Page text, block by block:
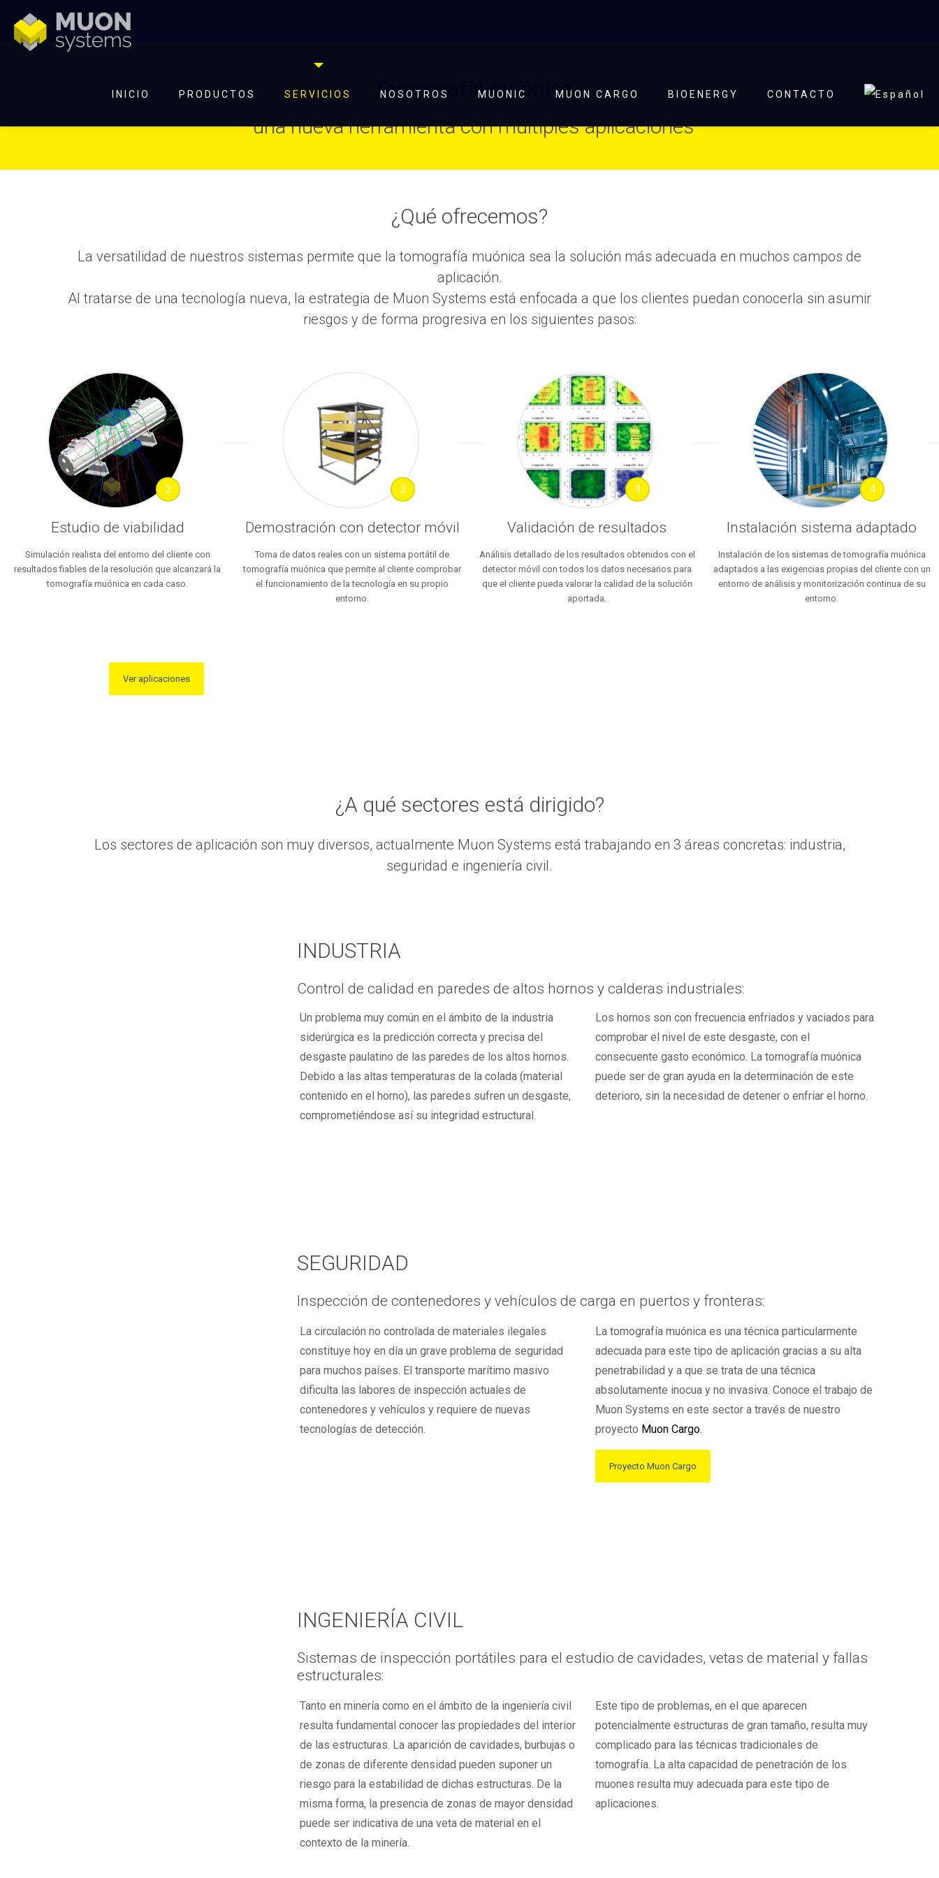
INICIO PRODUCTOS SERVICIOS NOSOTROS MUONIC MUON CARGO BIOENERGY CONTACTO
Tomografía muónica
una nueva herramienta con múltiples aplicaciones
¿Qué ofrecemos?
La versatilidad de nuestros sistemas permite que la tomografía muónica sea la solución más adecuada en muchos campos de
aplicación.
Al tratarse de una tecnología nueva, la estrategia de Muon Systems está enfocada a que los clientes puedan conocerla sin asumir
riesgos y de forma progresiva en los siguientes pasos:
2
Estudio de viabilidad
Simulación realista del entorno del cliente con
resultados fiables de la resolución que alcanzará la
tomografía muónica en cada caso.
2
Demostración con detector móvil
Toma de datos reales con un sistema portátil de
tomografía muónica que permite al cliente comprobar
el funcionamiento de la tecnología en su propio
entorno.
3
Validación de resultados
Análisis detallado de los resultados obtenidos con el
detector móvil con todos los datos necesarios para
que el cliente pueda valorar la calidad de la solución
aportada.
4
Instalación sistema adaptado
Instalación de los sistemas de tomografía muónica
adaptados a las exigencias propias del cliente con un
entorno de análisis y monitorización continua de su
entorno.
Ver aplicaciones
¿A qué sectores está dirigido?
Los sectores de aplicación son muy diversos, actualmente Muon Systems está trabajando en 3 áreas concretas: industria,
seguridad e ingeniería civil.
INDUSTRIA
Control de calidad en paredes de altos hornos y calderas industriales:
Un problema muy común en el ámbito de la industria
siderúrgica es la predicción correcta y precisa del
desgaste paulatino de las paredes de los altos hornos.
Debido a las altas temperaturas de la colada (material
contenido en el horno), las paredes sufren un desgaste,
comprometiéndose así su integridad estructural.
Los hornos son con frecuencia enfriados y vaciados para
comprobar el nivel de este desgaste, con el
consecuente gasto económico. La tomografía muónica
puede ser de gran ayuda en la determinación de este
deterioro, sin la necesidad de detener o enfriar el horno.
SEGURIDAD
Inspección de contenedores y vehículos de carga en puertos y fronteras:
La circulación no controlada de materiales ilegales
constituye hoy en día un grave problema de seguridad
para muchos países. El transporte marítimo masivo
dificulta las labores de inspección actuales de
contenedores y vehículos y requiere de nuevas
tecnologías de detección.
La tomografía muónica es una técnica particularmente
adecuada para este tipo de aplicación gracias a su alta
penetrabilidad y a que se trata de una técnica
absolutamente inocua y no invasiva. Conoce el trabajo de
Muon Systems en este sector a través de nuestro
proyecto Muon Cargo.
Proyecto Muon Cargo
INGENIERÍA CIVIL
Sistemas de inspección portátiles para el estudio de cavidades, vetas de material y fallas
estructurales:
Tanto en minería como en el ámbito de la ingeniería civil
resulta fundamental conocer las propiedades del interior
de las estructuras. La aparición de cavidades, burbujas o
de zonas de diferente densidad pueden suponer un
riesgo para la estabilidad de dichas estructuras. De la
misma forma, la presencia de zonas de mayor densidad
puede ser indicativa de una veta de material en el
contexto de la minería.
Este tipo de problemas, en el que aparecen
potencialmente estructuras de gran tamaño, resulta muy
complicado para las técnicas tradicionales de
tomografía. La alta capacidad de penetración de los
muones resulta muy adecuada para este tipo de
aplicaciones.